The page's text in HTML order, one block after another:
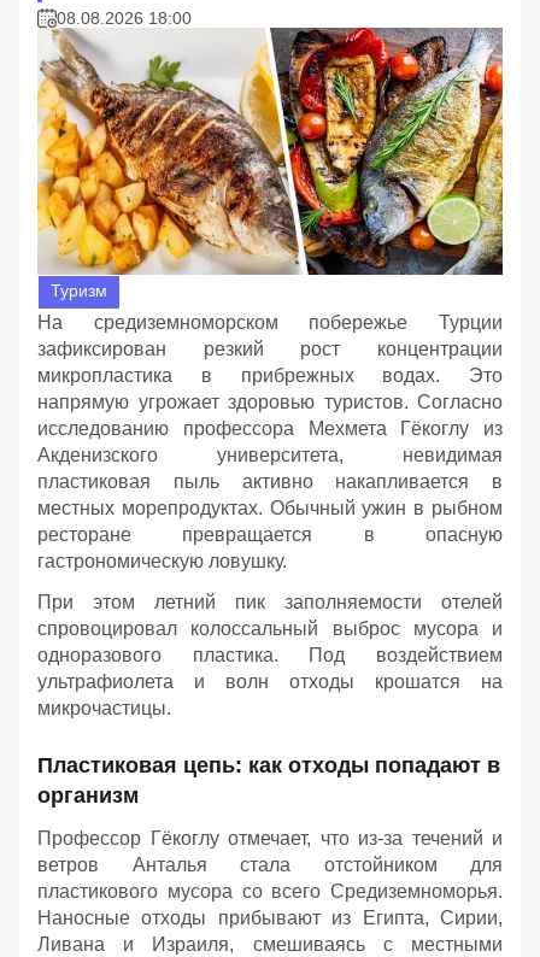
08.08.2026 18:00
Туризм
На средиземноморском побережье Турции
зафиксирован резкий рост концентрации
микропластика в прибрежных водах. Это
напрямую угрожает здоровью туристов. Согласно
исследованию профессора Мехмета Гёкоглу из
Акденизского университета, невидимая
пластиковая пыль активно накапливается в
местных морепродуктах. Обычный ужин в рыбном
ресторане превращается в опасную
гастрономическую ловушку.
При этом летний пик заполняемости отелей
спровоцировал колоссальный выброс мусора и
одноразового пластика. Под воздействием
ультрафиолета и волн отходы крошатся на
микрочастицы.
Пластиковая цепь: как отходы попадают в
организм
Профессор Гёкоглу отмечает, что из-за течений и
ветров Анталья стала отстойником для
пластикового мусора со всего Средиземноморья.
Наносные отходы прибывают из Египта, Сирии,
Ливана и Израиля, смешиваясь с местными